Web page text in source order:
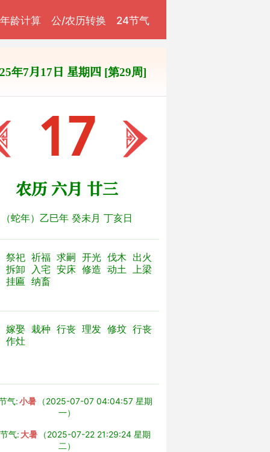
年龄计算 公/农历转换 24节气
年7月17日 星期四 [第29周]
17
农历 六月 廿三
（蛇年）乙巳年 癸未月 丁亥日
祭祀 祈福 求嗣 开光 伐木
出火
拆卸
入宅 安床 修造 动土 上梁
挂匾
纳畜
嫁娶 栽种 行丧 理发 修坟 行丧
作灶
气:小暑
（2025-07-07 04:04:57 星期
一）
气: 大暑
（2025-07-22 21:29:24 星期
二）